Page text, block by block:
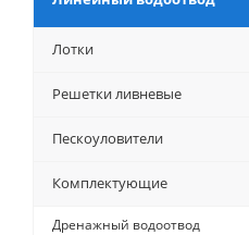
Лотки
Решетки ливневые
Пескоуловители
Комплектующие
Дренажный водоотвод